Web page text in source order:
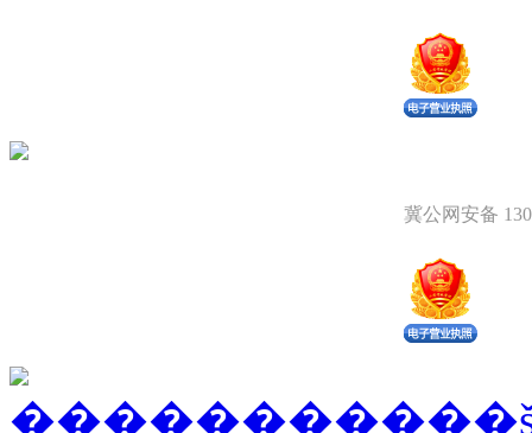
冀公网安备